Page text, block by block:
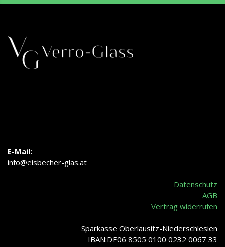
E-Mail:
info@eisbecher-glas.at
Datenschutz
AGB
Vertrag widerrufen
Sparkasse Oberlausitz-Niederschlesien
IBAN:DE06 8505 0100 0232 0067 33